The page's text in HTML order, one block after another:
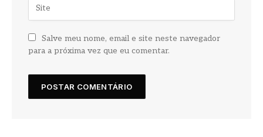
Salve meu nome, email e site neste navegador
para a próxima vez que eu comentar.